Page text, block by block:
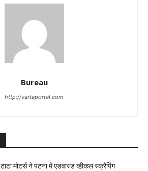
Bureau
http://vartaportal.com
टाटा मोटर्स ने पटना में एडवांस्ड व्हीकल स्क्रैपिंग